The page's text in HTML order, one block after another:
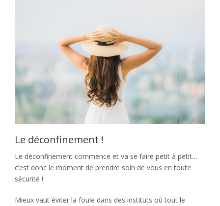
Le déconfinement !
Le déconfinement commence et va se faire petit à petit…
c’est donc le moment de prendre soin de vous en toute
sécurité !
Mieux vaut éviter la foule dans des instituts où tout le